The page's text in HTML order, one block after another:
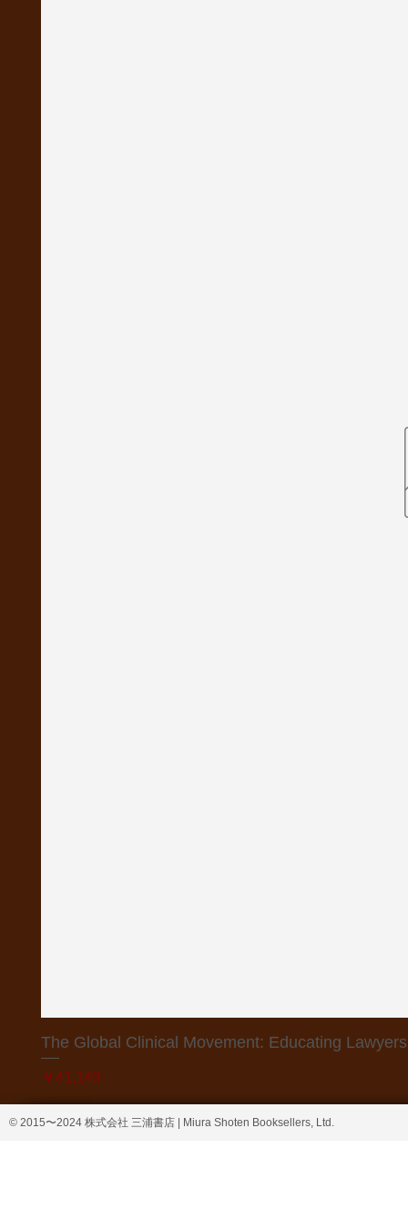
The Global Clinical Movement: Educating
価格
￥41,140
© 2015〜2024 株式会社 三浦書店 | Miura Shoten Booksellers, Ltd.